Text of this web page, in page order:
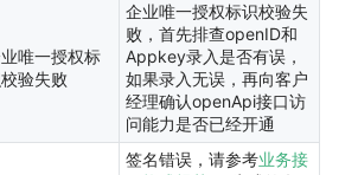
唯一授权标
验失败
企业唯一授权标识校验失
败，首先排查openID和
Appkey录入是否有误，
如果录入无误，再向客户
经理确认openApi接口访
问能力是否已经开通
签名错误，请参考业务接